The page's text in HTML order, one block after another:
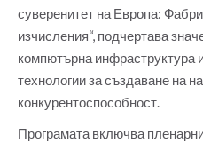
суверенитет на Европа:
изчисления“, подчертава
компютърна инфраструктура
технологии за създаване на
конкурентоспособност.
Програмата включва